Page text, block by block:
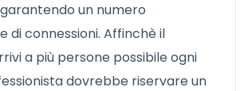
un numero
di connessioni. Affinchè il
a più persone possibile ogni
dovrebbe riservare un